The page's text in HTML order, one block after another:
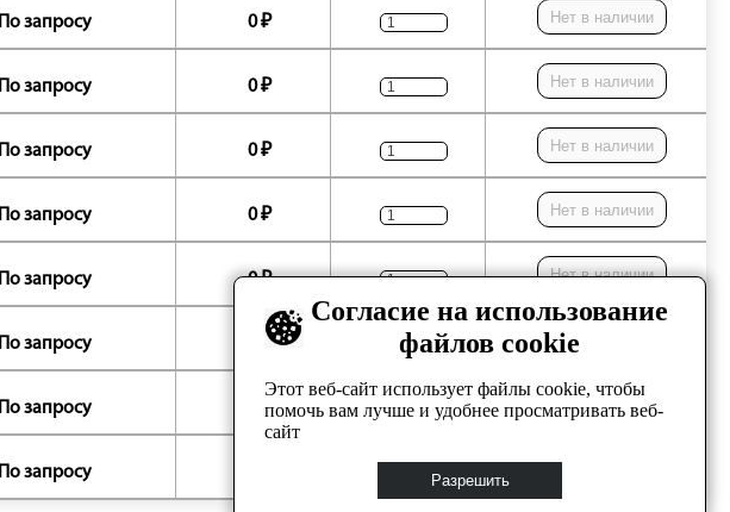
По запросу 0 ₽ Нет в наличии
По запросу 0 ₽ Нет в наличии
По запросу 0 ₽ Нет в наличии
По запросу 0 ₽ Нет в наличии
По запросу 0 ₽ Нет в наличии
По запросу 0 ₽ Нет в наличии
По запросу 0 ₽ Нет в наличии
По запросу Нет в наличии
Согласие на использование
файлов cookie
Этот веб-сайт использует файлы cookie, чтобы
помочь вам лучше и удобнее просматривать веб-
сайт
Разрешить